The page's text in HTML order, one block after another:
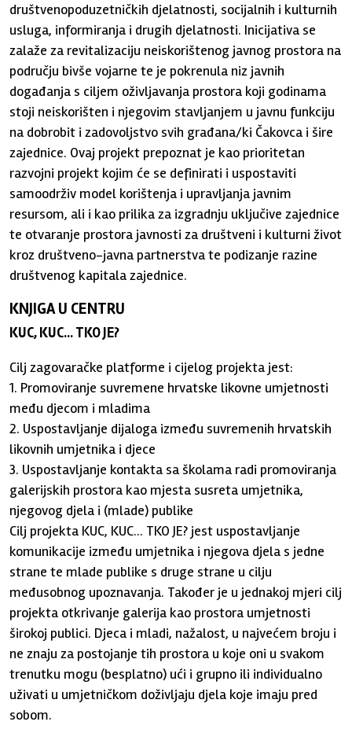
društvenopoduzetničkih djelatnosti, socijalnih i kulturnih
usluga, informiranja i drugih djelatnosti. Inicijativa se
zalaže za revitalizaciju neiskorištenog javnog prostora na
području bivše vojarne te je pokrenula niz javnih
događanja s ciljem oživljavanja prostora koji godinama
stoji neiskorišten i njegovim stavljanjem u javnu funkciju
na dobrobit i zadovoljstvo svih građana/ki Čakovca i šire
zajednice. Ovaj projekt prepoznat je kao prioritetan
razvojni projekt kojim će se definirati i uspostaviti
samoodrživ model korištenja i upravljanja javnim
resursom, ali i kao prilika za izgradnju uključive zajednice
te otvaranje prostora javnosti za društveni i kulturni život
kroz društveno-javna partnerstva te podizanje razine
društvenog kapitala zajednice.
KNJIGA U CENTRU
KUC, KUC... TKO JE?
Cilj zagovaračke platforme i cijelog projekta jest:
1. Promoviranje suvremene hrvatske likovne umjetnosti
među djecom i mladima
2. Uspostavljanje dijaloga između suvremenih hrvatskih
likovnih umjetnika i djece
3. Uspostavljanje kontakta sa školama radi promoviranja
galerijskih prostora kao mjesta susreta umjetnika,
njegovog djela i (mlade) publike
Cilj projekta KUC, KUC... TKO JE? jest uspostavljanje
komunikacije između umjetnika i njegova djela s jedne
strane te mlade publike s druge strane u cilju
međusobnog upoznavanja. Također je u jednakoj mjeri cilj
projekta otkrivanje galerija kao prostora umjetnosti
širokoj publici. Djeca i mladi, nažalost, u najvećem broju i
ne znaju za postojanje tih prostora u koje oni u svakom
trenutku mogu (besplatno) ući i grupno ili individualno
uživati u umjetničkom doživljaju djela koje imaju pred
sobom.